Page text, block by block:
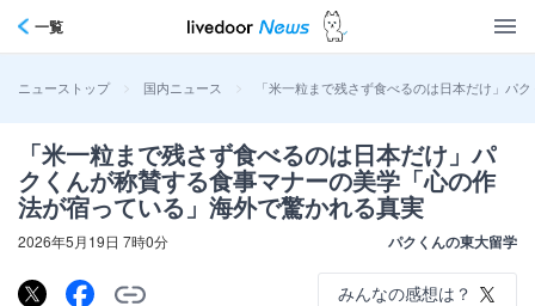
一覧
ニューストップ > 国内ニュース > 「米一粒まで残さず食べるのは日本だけ」パ
「米一粒まで残さず食べるのは日本だけ」パ
クくんが称賛する食事マナーの美学「心の作
法が宿っている」海外で驚かれる真実
2026年5月19日 7時0分 パクくんの東大留学
みんなの感想は？